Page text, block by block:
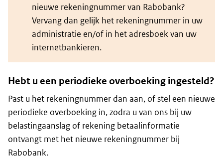
nieuwe rekeningnummer van Rabobank?
Vervang dan gelijk het rekeningnummer in uw
administratie en/of in het adresboek van uw
internetbankieren.
Hebt u een periodieke overboeking ingesteld?
Past u het rekeningnummer dan aan, of stel een nieuwe
periodieke overboeking in, zodra u van ons bij uw
belastingaanslag of rekening betaalinformatie
ontvangt met het nieuwe rekeningnummer bij
Rabobank.